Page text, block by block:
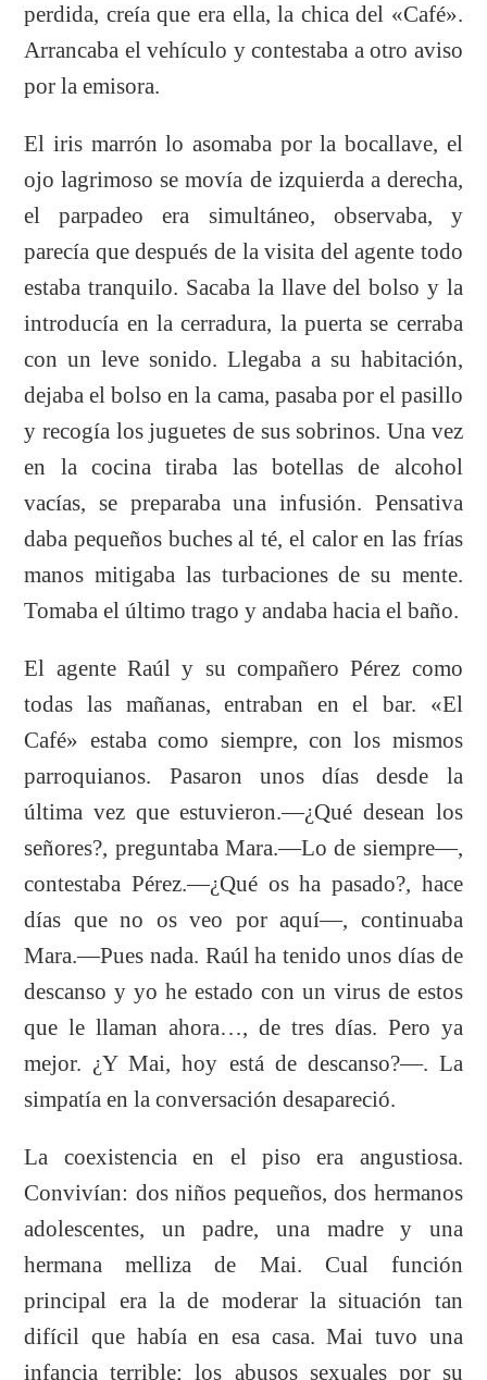
perdida, creía que era ella, la chica del «Café».
Arrancaba el vehículo y contestaba a otro aviso
por la emisora.
El iris marrón lo asomaba por la bocallave, el
ojo lagrimoso se movía de izquierda a derecha,
el parpadeo era simultáneo, observaba, y
parecía que después de la visita del agente todo
estaba tranquilo. Sacaba la llave del bolso y la
introducía en la cerradura, la puerta se cerraba
con un leve sonido. Llegaba a su habitación,
dejaba el bolso en la cama, pasaba por el pasillo
y recogía los juguetes de sus sobrinos. Una vez
en la cocina tiraba las botellas de alcohol
vacías, se preparaba una infusión. Pensativa
daba pequeños buches al té, el calor en las frías
manos mitigaba las turbaciones de su mente.
Tomaba el último trago y andaba hacia el baño.
El agente Raúl y su compañero Pérez como
todas las mañanas, entraban en el bar. «El
Café» estaba como siempre, con los mismos
parroquianos. Pasaron unos días desde la
última vez que estuvieron.—¿Qué desean los
señores?, preguntaba Mara.—Lo de siempre—,
contestaba Pérez.—¿Qué os ha pasado?, hace
días que no os veo por aquí—, continuaba
Mara.—Pues nada. Raúl ha tenido unos días de
descanso y yo he estado con un virus de estos
que le llaman ahora…, de tres días. Pero ya
mejor. ¿Y Mai, hoy está de descanso?—. La
simpatía en la conversación desapareció.
La coexistencia en el piso era angustiosa.
Convivían: dos niños pequeños, dos hermanos
adolescentes, un padre, una madre y una
hermana melliza de Mai. Cual función
principal era la de moderar la situación tan
difícil que había en esa casa. Mai tuvo una
infancia terrible; los abusos sexuales por su